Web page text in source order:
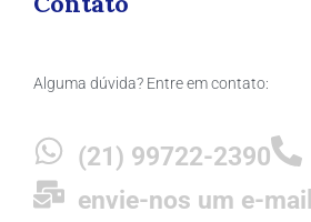
Alguma dúvida? Entre em contato:
(21) 99722-2390
envie-nos um e-mail